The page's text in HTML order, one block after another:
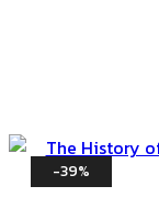
-39%